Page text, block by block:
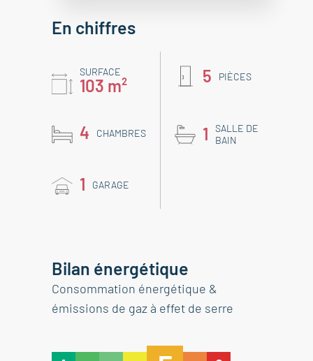
En chiffres
SURFACE
103 m² 5 PIÈCES
4 CHAMBRES 1
SALLE DE
BAIN
1 GARAGE
Bilan énergétique
Consommation énergétique &
émissions de gaz à effet de serre